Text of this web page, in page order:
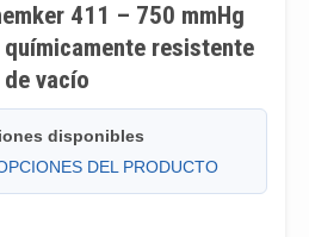
411 – 750 mmHg
resistente
vacío
disponibles
DEL PRODUCTO